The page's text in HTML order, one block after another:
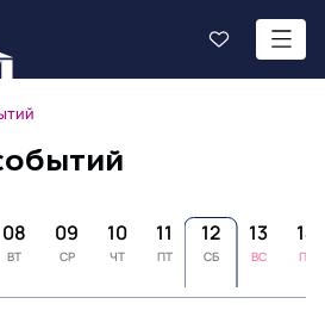
08
ВТ
09
СР
10
ЧТ
11
ПТ
12
СБ
13
ВС
14
ПН